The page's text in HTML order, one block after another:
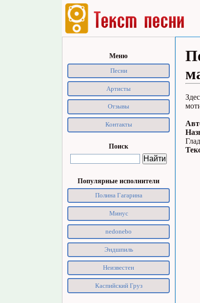
Меню
Песни
Артисты
Отзывы
Контакты
Поиск
Популярные исполнители
Полина Гагарина
Минус
nedonebo
Эндшпиль
Неизвестен
Каспийский Груз